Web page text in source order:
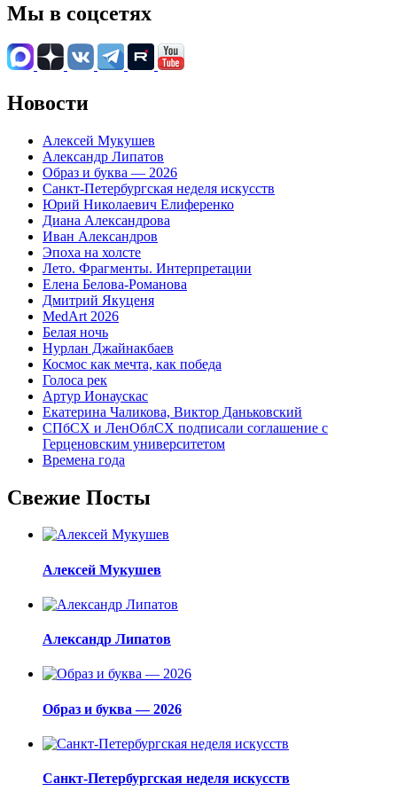
Мы в соцсетях
Новости
Алексей Мукушев
Александр Липатов
Образ и буква — 2026
Санкт-Петербургская неделя искусств
Юрий Николаевич Елиференко
Диана Александрова
Иван Александров
Эпоха на холсте
Лето. Фрагменты. Интерпретации
Елена Белова-Романова
Дмитрий Якуценя
MedArt 2026
Белая ночь
Нурлан Джайнакбаев
Космос как мечта, как победа
Голоса рек
Артур Ионаускас
Екатерина Чаликова, Виктор Даньковский
СПбСХ и ЛенОблСХ подписали соглашение с
Герценовским университетом
Времена года
Свежие Посты
Алексей Мукушев
Александр Липатов
Образ и буква — 2026
Санкт-Петербургская неделя искусств